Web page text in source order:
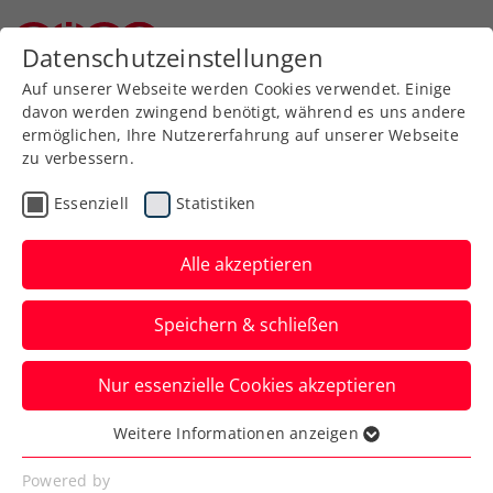
Zurück zur Newsübersicht
ATP
French Open: Ofner
unterliegt Nummer 17 der
Welt
Gegen Luciano Darderi kommt für
Österreichs aktuelle Nummer eins in
Runde eins das Aus.
Verfasst von: Manuel Wachta, 26.05.2026
Datenschutzeinstellungen
Auf unserer Webseite werden Cookies verwendet. Einige
davon werden zwingend benötigt, während es uns andere
ermöglichen, Ihre Nutzererfahrung auf unserer Webseite
zu verbessern.
Essenziell Statistiken
Alle akzeptieren
Speichern & schließen
Nur essenzielle Cookies akzeptieren
Essenziell
Essenzielle Cookies werden für grundlegende
Weitere Informationen anzeigen
Powered by